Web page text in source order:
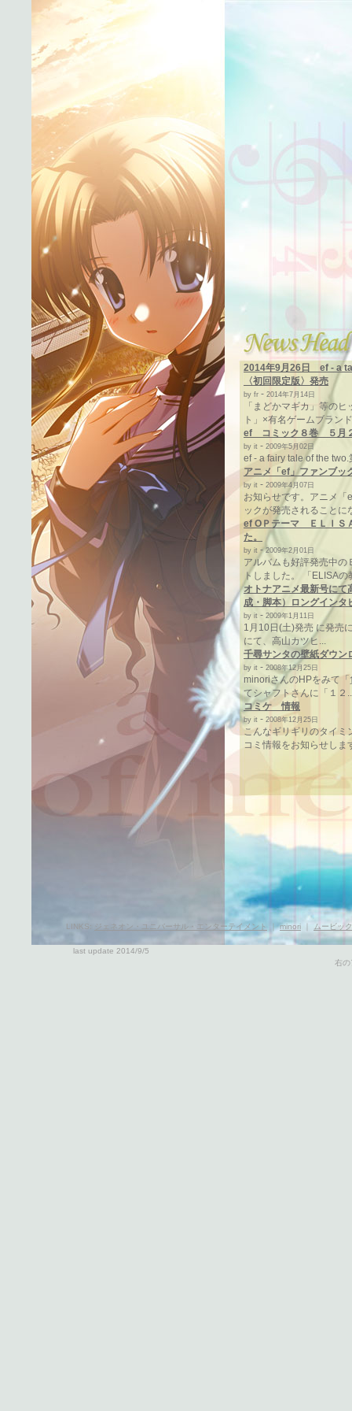
2014年9月26日 ef - a
〈初回限定版〉発売
by fr - 2014年7月14日
「まどかマギカ」等の
ト」×有名ゲームブラン
ef コミック８巻 ５月
by it - 2009年5月02日
ef - a fairy tale of the
アニメ「ef」ファンブッ
by it - 2009年4月07日
お知らせです。アニメ「
ックが発売されることに
ef OＰテーマ ＥＬＩＳ
た。
by it -2009年2月01日
アルバムも好評発売中の
トしました。 「ELISAの
オトナアニメ最新号にて
成・脚本）ロングインタ
by it - 2009年1月11日
1月10日(土)発売 に発売
にて、高山カツヒ...
千尋サンタの壁紙ダウン
by it - 2008年12月25日
minoriさんのHPをみて
てシャフトさんに「１２
コミケ 情報
by it - 2008年12月25日
こんなギリギリのタイミ
コミ情報をお知らせしま
LINKS: ジェネオン・ユニバーサル・エンターテイメント ｜minori ムービック
右の
last update 2014/9/5